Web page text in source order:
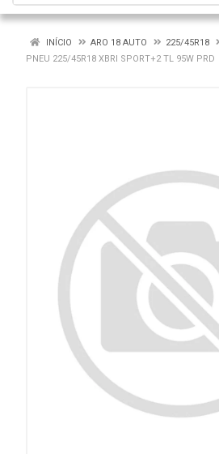
INÍCIO ARO 18 AUTO
225/45R18
PNEU 225/45R18 XBRI SPORT+2 TL 95W PRD